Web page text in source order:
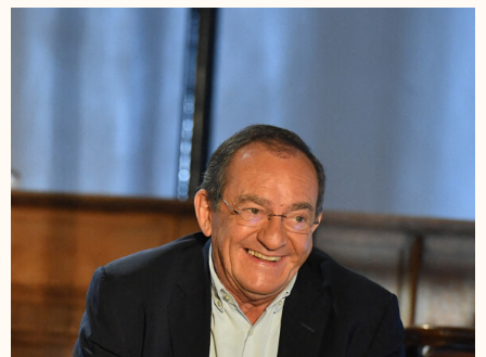
One Woman Show de
l'humoriste E.Poux "Le
Playmobil" au Casino
de Paris, France, le 15
avril 2019. © Giancarlo
Gorassini/Bestimage
venu presenter son
magazine "Au Coeur
des Régions"
(bimestriel) avec le
soutien de son épouse
Nathalie Marquay-
Pernaut - Paris le 31
Aout 2021 © Jack
Tribeca / Bestimage